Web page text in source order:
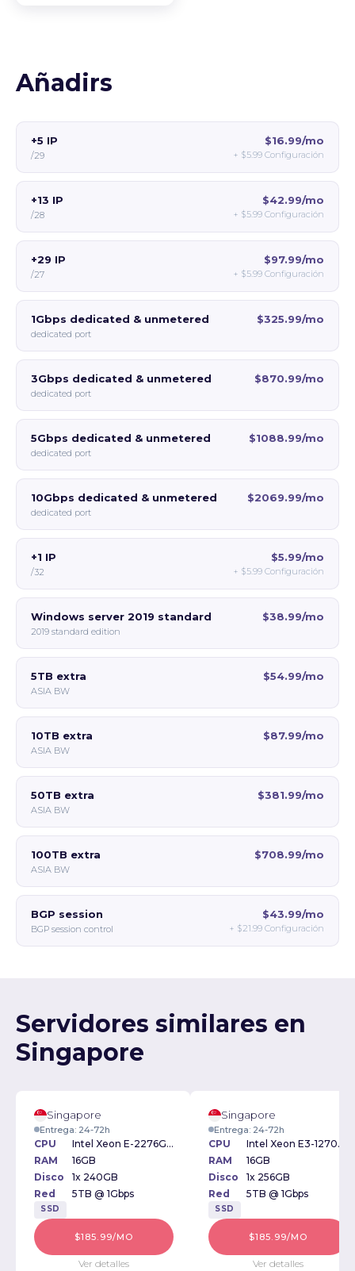
Añadirs
+5 IP
/29
$16.99/mo
+ $5.99 Configuración
+13 IP
/28
$42.99/mo
+ $5.99 Configuración
+29 IP
/27
$97.99/mo
+ $5.99 Configuración
1Gbps dedicated & unmetered
dedicated port
$325.99/mo
3Gbps dedicated & unmetered
dedicated port
$870.99/mo
5Gbps dedicated & unmetered
dedicated port
$1088.99/mo
10Gbps dedicated & unmetered
dedicated port
$2069.99/mo
+1 IP
/32
$5.99/mo
+ $5.99 Configuración
Windows server 2019 standard
2019 standard edition
$38.99/mo
5TB extra
ASIA BW
$54.99/mo
10TB extra
ASIA BW
$87.99/mo
50TB extra
ASIA BW
$381.99/mo
100TB extra
ASIA BW
$708.99/mo
BGP session
BGP session control
$43.99/mo
+ $21.99 Configuración
Servidores similares en
Singapore
Singapore
Entrega: 24-72h
CPU
Intel Xeon E-2276G 3.80GHz
RAM
16GB
Disco
1x 240GB
Red
5TB @ 1Gbps
SSD
$185.99/MO
Ver detalles
Singapore
Entrega: 24-72h
CPU
Intel Xeon E3-1270v2 3.50GHz
RAM
16GB
Disco
1x 256GB
Red
5TB @ 1Gbps
SSD
$185.99/MO
Ver detalles